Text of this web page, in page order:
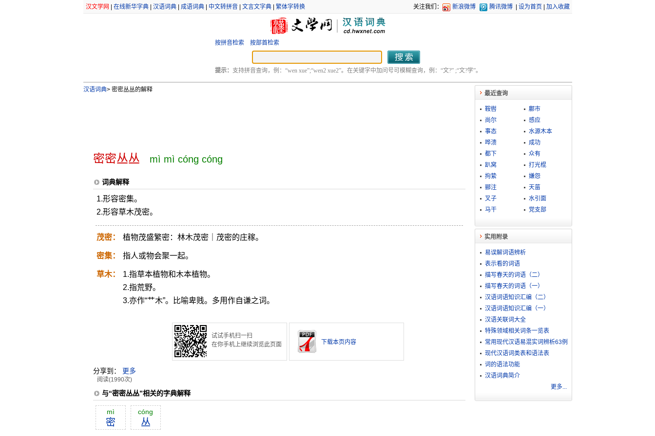
汉文学网 在线新华字典| 汉语词典| 成语词典| 中文转拼音| 文言文字典| 繁体字转换 关注我们： 新浪微博 腾讯微博 设为首页 加入收藏
按拼音检索 按部首检索
提示： 支持拼音查询，例：“wen xue”;“wen2 xue2”。在关键字中加问号可模糊查询，例：“文?” ;“文?学”。
汉语词典>密密丛丛的解释
密密丛丛 mì mì cóng cóng
词典解释
1.形容密集。
2.形容草木茂密。
茂密： 植物茂盛繁密：林木茂密｜茂密的庄稼。
密集： 指人或物会聚一起。
草木：
1.指草本植物和木本植物。
2.指荒野。
3.亦作“艹木”。比喻卑贱。多用作自谦之词。
试试手机扫一扫
在你手机上继续浏览此页面
下载本页内容
分享到： 更多
阅读(1990次)
与“密密丛丛”相关的字典解释
mì
密
cóng
丛
最近查询
鞍辔
鄽市
尚尔
感应
事态
水源木本
哗溃
成功
都下
众有
趴窝
打光棍
拘絷
嫌怨
郦注
天菑
叉子
水引面
马干
党支部
实用附录
易误解词语辨析
表示看的词语
描写春天的词语（二）
描写春天的词语（一）
汉语词语知识汇编（二）
汉语词语知识汇编（一）
汉语关联词大全
特殊领域相关词条一览表
常用现代汉语易混实词辨析63例
现代汉语词类表和语法表
词的语法功能
汉语词典简介
更多...